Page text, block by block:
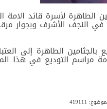
الطاهرة لأسرة قائد
النجف الأشرف وبجوار مرقد
الطاهرة إلى
مراسم التوديع في هذا
419111